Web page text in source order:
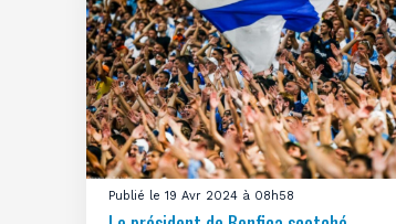
Publié le 19 Avr 2024 à 08h58